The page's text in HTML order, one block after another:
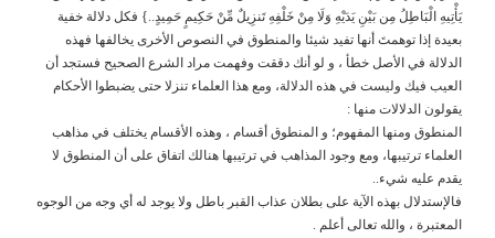
يَأْتِيهِ الْبَاطِلُ مِن بَيْنِ يَدَيْهِ وَلَا مِنْ خَلْفِهِ تَنزِيلٌ مِّنْ حَكِيمٍ حَمِيدٍ..} فكل دلالة خفية
بعيدة إذا توهمتَ أنها تفيد شيئا والمنطوق في النصوص الأخرى يخالفها فهذه
الدلالة في الأصل خطأ ، و لو أنك دققت وفهمت مراد الشرع الصحيح فستجد أن
العيب فيك وليست في هذه الدلالة، ومع هذا العلماء تنزلا حتى يضبطوا الأحكام
يقولون الدلالات منها :
المنطوق ومنها المفهوم؛ و المنطوق أقسام ، وهذه الأقسام يختلف في مذاهب
العلماء ترتيبها، ومع وجود المذاهب في ترتيبها هنالك اتفاق على أن المنطوق لا
يقدم عليه شيء..
فالإستدلال بهذه الآية على بطلان عذاب القبر باطل ولا يوجد له أي وجه من الوجوه
المعتبرة ، والله تعالى أعلم .